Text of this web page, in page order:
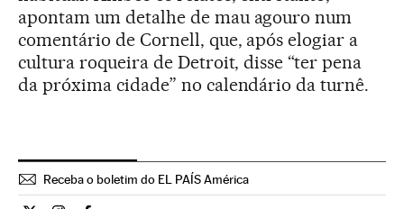
apontam um detalhe de mau agouro num
comentário de Cornell, que, após elogiar a
cultura roqueira de Detroit, disse “ter pena
da próxima cidade” no calendário da turnê.
Receba o boletim do EL PAÍS América